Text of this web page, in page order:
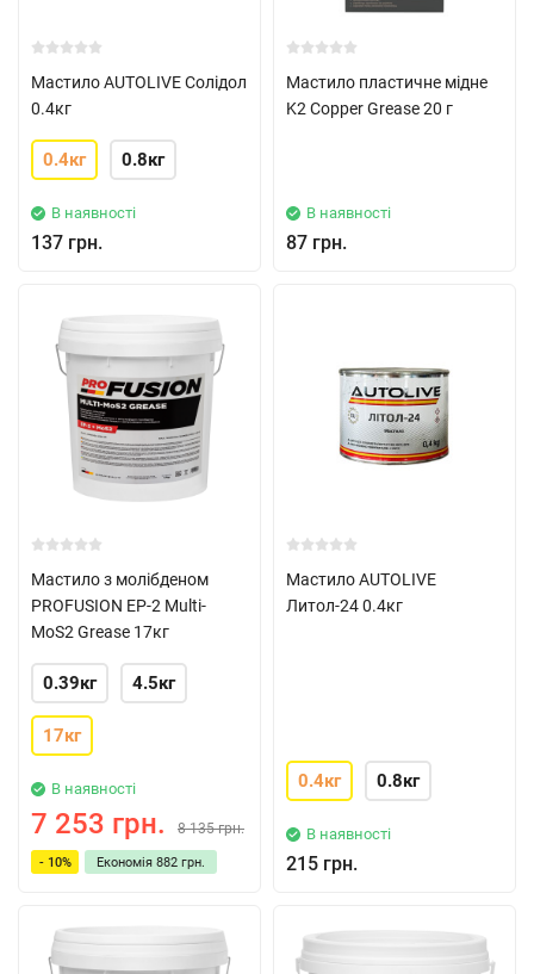
Мастило AUTOLIVE Солідол
0.4кг
0.4кг 0.8кг
В наявності
137 грн.
Мастило пластичне мідне
K2 Copper Grease 20 г
В наявності
87 грн.
Мастило з молібденом
PROFUSION EP-2 Multi-
MoS2 Grease 17кг
0.39кг 4.5кг
17кг
В наявності
7 253 грн. 8 135 грн.
- 10% Економія 882 грн.
Мастило AUTOLIVE
Литол-24 0.4кг
0.4кг 0.8кг
В наявності
215 грн.